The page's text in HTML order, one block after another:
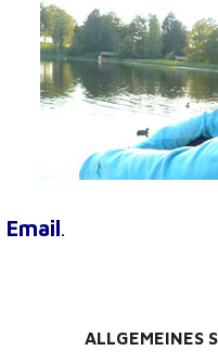
Email.
ALLGEMEINES